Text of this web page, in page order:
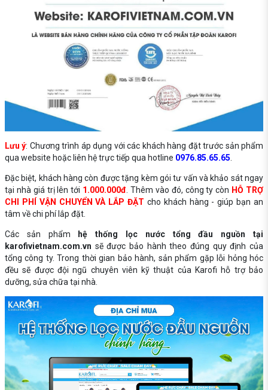
Lưu ý: Chương trình áp dụng với các khách hàng đặt trước sản phẩm
qua website hoặc liên hệ trực tiếp qua hotline 0976.85.65.65
Đặc biệt, khách hàng còn được tặng kèm gói tư vấn và khảo sát ngay
tại nhà giá trị lên tới 1.000.000đ . Thêm vào đó, công ty còn HỖ TRỢ
CHI PHÍ VẬN CHUYỂN VÀ LẮP ĐẶT cho khách hàng - giúp bạn an
tâm về chi phí lắp đặt.
Các sản phẩm hệ thống lọc nước tổng đầu nguồn tại
karofivietnam.com.vn sẽ được bảo hành theo đúng quy định của
tổng công ty. Trong thời gian bảo hành, sản phẩm gặp lỗi hỏng hóc
đều sẽ được đội ngũ chuyên viên kỹ thuật của Karofi hỗ trợ bảo
dưỡng, sửa chữa tại nhà.